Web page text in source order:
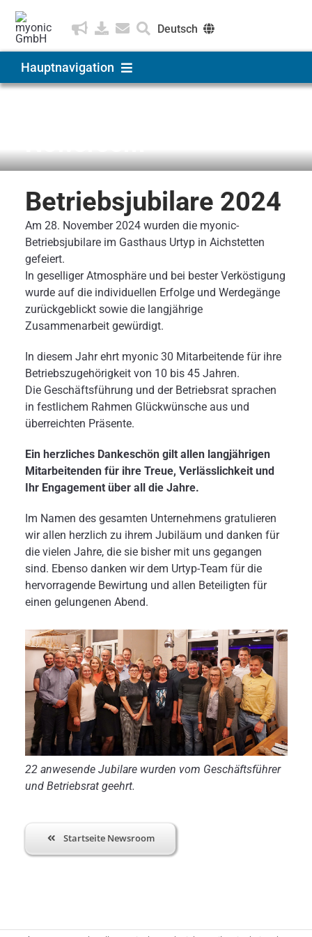
Inhalt
springen
Deutsch
English
Čeština
Hauptnavigation
Anwendungen
Unternehmen
Karriere
Betriebsjubilare 2024
Am 28. November 2024 wurden die myonic-
Betriebsjubilare im Gasthaus Urtyp in Aichstetten
gefeiert.
In geselliger Atmosphäre und bei bester Verköstigung
wurde auf die individuellen Erfolge und Werdegänge
zurückgeblickt sowie die langjährige
Zusammenarbeit gewürdigt.
In diesem Jahr ehrt myonic 30 Mitarbeitende für ihre
Betriebszugehörigkeit von 10 bis 45 Jahren.
Die Geschäftsführung und der Betriebsrat sprachen
in festlichem Rahmen Glückwünsche aus und
überreichten Präsente.
Ein herzliches Dankeschön gilt allen langjährigen
Mitarbeitenden für ihre Treue, Verlässlichkeit und
Ihr Engagement über all die Jahre.
Im Namen des gesamten Unternehmens gratulieren
wir allen herzlich zu ihrem Jubiläum und danken für
die vielen Jahre, die sie bisher mit uns gegangen
sind. Ebenso danken wir dem Urtyp-Team für die
hervorragende Bewirtung und allen Beteiligten für
einen gelungenen Abend.
22 anwesende Jubilare wurden vom Geschäftsführer
und Betriebsrat geehrt.
Startseite Newsroom